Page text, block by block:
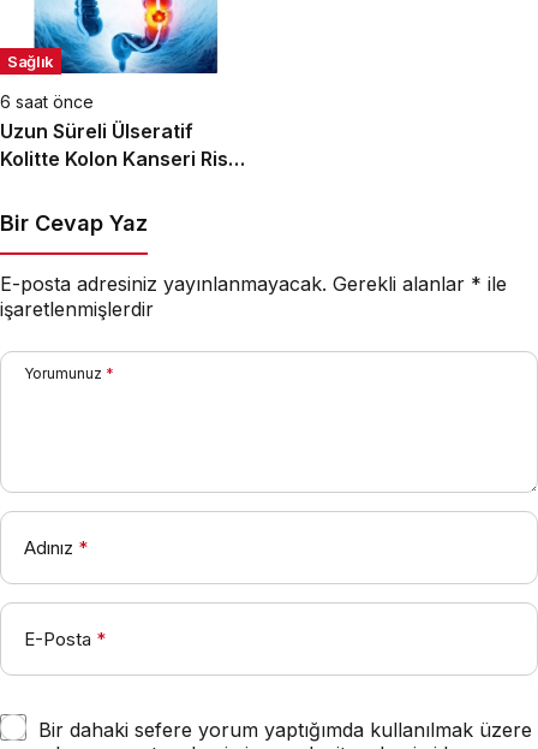
Sağlık
6 saat önce
Uzun Süreli Ülseratif
Kolitte Kolon Kanseri Riski
Bir Cevap Yaz
E-posta adresiniz yayınlanmayacak. Gerekli alanlar * ile
işaretlenmişlerdir
Yorumunuz *
Adınız *
E-Posta *
Bir dahaki sefere yorum yaptığımda kullanılmak üzere